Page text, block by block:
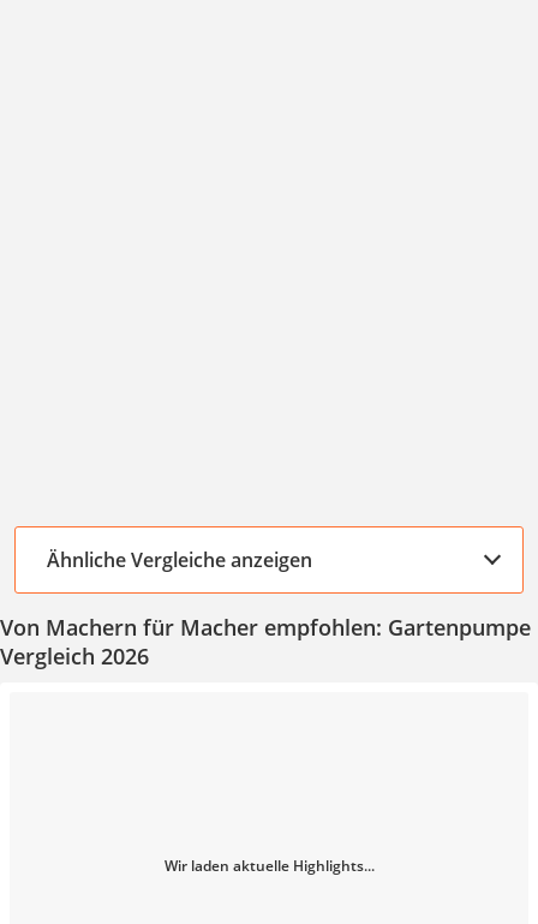
Ähnliche Vergleiche anzeigen
Von Machern für Macher empfohlen: Gartenpumpe
Vergleich 2026
Wir laden aktuelle Highlights...